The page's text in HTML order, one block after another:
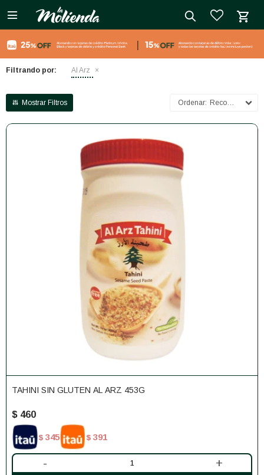

Filtrando por: Al Arz
Recomendados
TAHINI SIN GLUTEN AL ARZ 453G
$ 460
$ 345 $ 391
- +